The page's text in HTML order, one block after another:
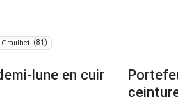
Graulhet (81)
lune en cuir